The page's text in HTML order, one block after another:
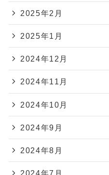
2025年2月
2025年1月
2024年12月
2024年11月
2024年10月
2024年9月
2024年8月
2024年7月